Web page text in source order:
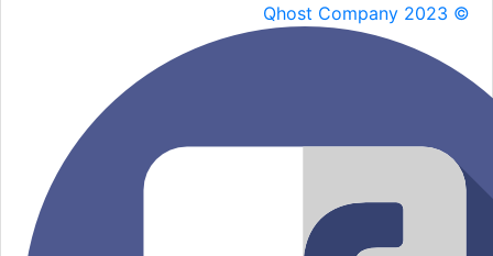
Qhost Company 2023 ©